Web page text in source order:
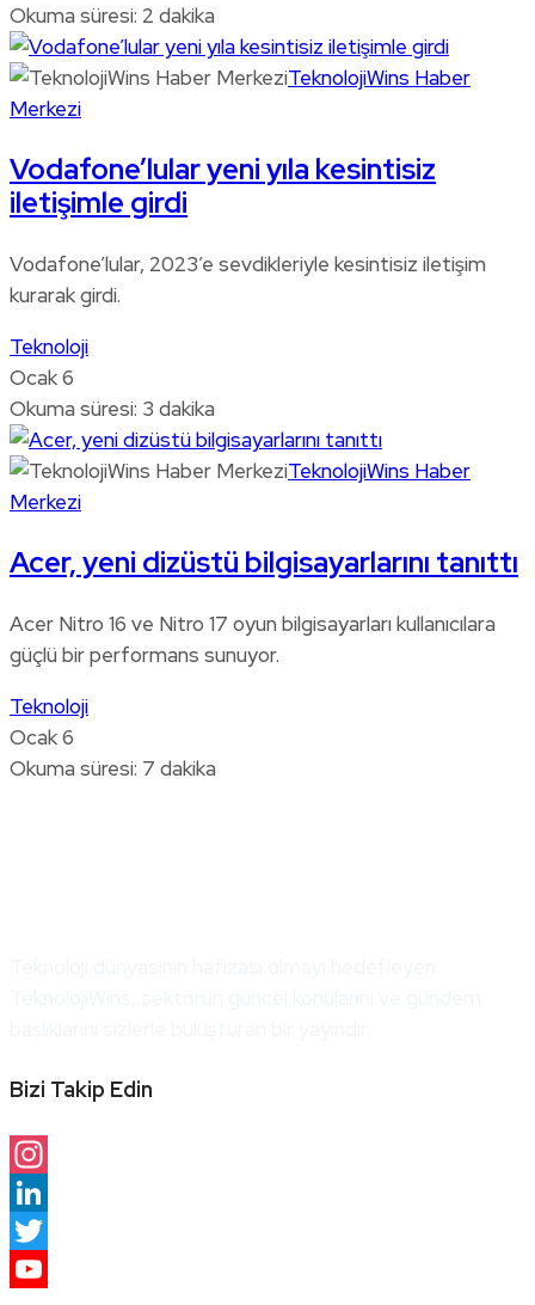
Okuma süresi: 2 dakika
TeknolojiWins Haber
Merkezi
Vodafone’lular yeni yıla kesintisiz
iletişimle girdi
Vodafone’lular, 2023’e sevdikleriyle kesintisiz iletişim
kurarak girdi.
Teknoloji
Ocak 6
Okuma süresi: 3 dakika
TeknolojiWins Haber
Merkezi
Acer, yeni dizüstü bilgisayarlarını tanıttı
Acer Nitro 16 ve Nitro 17 oyun bilgisayarları kullanıcılara
güçlü bir performans sunuyor.
Teknoloji
Ocak 6
Okuma süresi: 7 dakika
Bizi Takip Edin
Instagram
LinkedIn
Twitter